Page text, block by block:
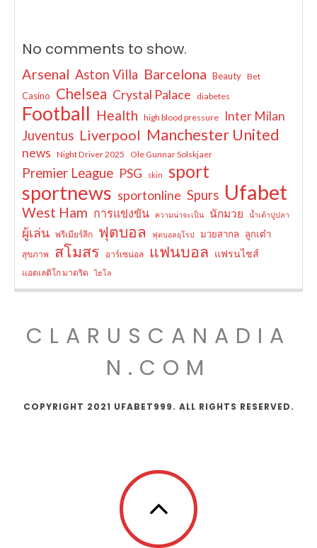
No comments to show.
Arsenal Aston Villa Barcelona Beauty Bet
Casino Chelsea Crystal Palace diabetes
Football Health high blood pressure Inter Milan
Juventus Liverpool Manchester United
news Night Driver 2025 Ole Gunnar Solskjaer
Premier League PSG skin sport
sportnews sportonline Spurs Ufabet
West Ham การแข่งขัน ความน่าจะเป็น นักมวย น้ำเต้าปูปลา
ผู้เล่น พรีเมียร์ลีก ฟุตบอล ฟุตบอลยุโรป มวยสากล ลูกเต๋า
สุขภาพ สโมสร อาร์เซน่อล แฟนบอล แฟรนไชส์
แอตเลติโก มาดริด ไฮโล
CLARUSCANADIA
N.COM
COPYRIGHT 2021 UFABET999. ALL RIGHTS RESERVED.